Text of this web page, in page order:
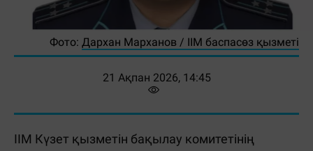
Фото: Дархан Марханов / ІІМ баспасөз қызметі
21 Ақпан 2026, 14:45
ІІМ Күзет қызметін бақылау комитетінің